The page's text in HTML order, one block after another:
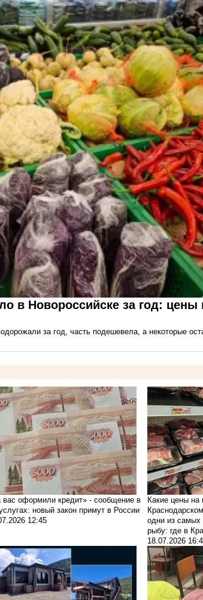
в Новороссийске за год: цены
за год, часть подешевела, а некоторые
вас оформили кредит» - сообщение в
новый закон примут в России
12:45
Какие цены
одни из самых
рыбу: где в
18.07.2026